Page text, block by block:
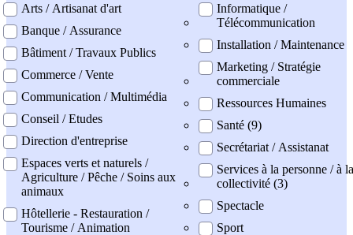
Arts / Artisanat d'art
Banque / Assurance
Bâtiment / Travaux Publics
Commerce / Vente
Communication / Multimédia
Conseil / Etudes
Direction d'entreprise
Espaces verts et naturels /
Agriculture / Pêche / Soins aux
animaux
Hôtellerie - Restauration /
Tourisme / Animation
Informatique /
Télécommunication
Installation / Maintenance
Marketing / Stratégie
commerciale
Ressources Humaines
Santé (9)
Secrétariat / Assistanat
Services à la personne / à la
collectivité (3)
Spectacle
Sport